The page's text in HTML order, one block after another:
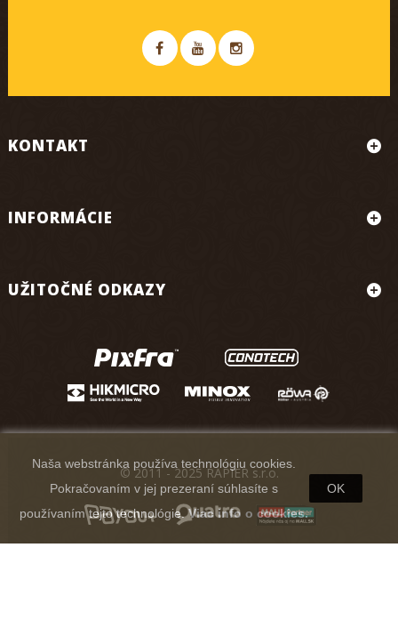
KONTAKT
INFORMÁCIE
UŽITOČNÉ ODKAZY
Naša webstránka používa technológiu cookies.
Pokračovaním v jej prezeraní súhlasíte s
používaním tejto technológie.Viac info o cookies.
OK
© 2011 - 2025 RAPIER s.r.o.